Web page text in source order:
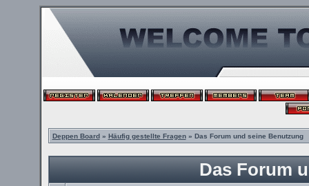
Deppen Board» Häufig gestellte Fragen» Das Forum und seine Benutzung
Das Forum